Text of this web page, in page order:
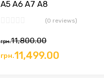
A5 A6 A7 A8
(0 reviews)
грн.11,800.00
грн.11,499.00